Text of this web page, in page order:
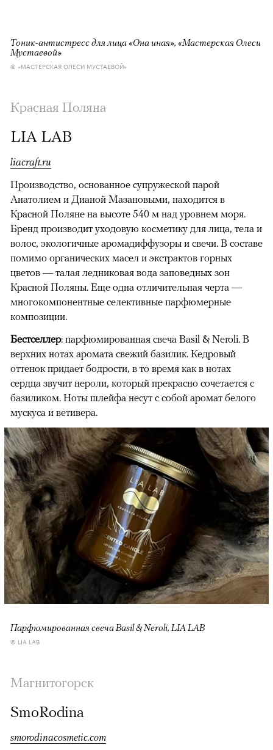
Тоник-антистресс для лица «Она иная», «Мастерская Олеси
Мустаевой»
© «МАСТЕРСКАЯ ОЛЕСИ МУСТАЕВОЙ»
Красная Поляна
LIA LAB
liacraft.ru
Производство, основанное супружеской парой
Анатолием и Дианой Мазановыми, находится в
Красной Поляне на высоте 540 м над уровнем моря.
Бренд производит уходовую косметику для лица, тела и
волос, экологичные аромадиффузоры и свечи. В составе
помимо органических масел и экстрактов горных
цветов — талая ледниковая вода заповедных зон
Красной Поляны. Еще одна отличительная черта —
многокомпонентные селективные парфюмерные
композиции.
Бестселлер: парфюмированная свеча Basil & Neroli. В
верхних нотах аромата свежий базилик. Кедровый
оттенок придает бодрости, в то время как в нотах
сердца звучит нероли, который прекрасно сочетается с
базиликом. Ноты шлейфа несут с собой аромат белого
мускуса и ветивера.
Парфюмированная свеча Basil & Neroli, LIA LAB
© LIA LAB
Магнитогорск
SmoRodina
smorodinacosmetic.com